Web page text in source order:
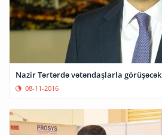
Nazir Tərtərdə vətəndaşlarla görüşəcək
08-11-2016